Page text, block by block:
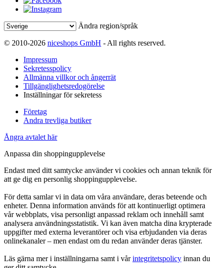
Ändra region/språk
© 2010-2026 niceshops GmbH - All rights reserved.
Impressum
Sekretesspolicy
Allmänna villkor och ångerrät
Tillgänglighetsredogörelse
Inställningar för sekretess
Företag
Andra trevliga butiker
Ångra avtalet här
Anpassa din shoppingupplevelse
Endast med ditt samtycke använder vi cookies och annan teknik för
att ge dig en personlig shoppingupplevelse.
För detta samlar vi in data om våra användare, deras beteende och
enheter. Denna information används för att kontinuerligt optimera
vår webbplats, visa personligt anpassad reklam och innehåll samt
analysera användningsstatistik. Vi kan även matcha dina krypterade
uppgifter med externa leverantörer och visa erbjudanden via deras
onlinekanaler – men endast om du redan använder deras tjänster.
Läs gärna mer i inställningarna samt i vårintegritetspolicy innan du